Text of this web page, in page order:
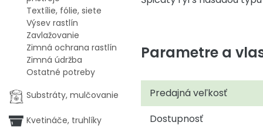
Parametre a
Predajná veľkosť
Dostupnosť
Textílie, fólie, siete
Výsev rastlín
Zavlažovanie
Zimná ochrana rastlín
Zimná údržba
Ostatné potreby
Substráty, mulčovanie
Kvetináče, truhlíky